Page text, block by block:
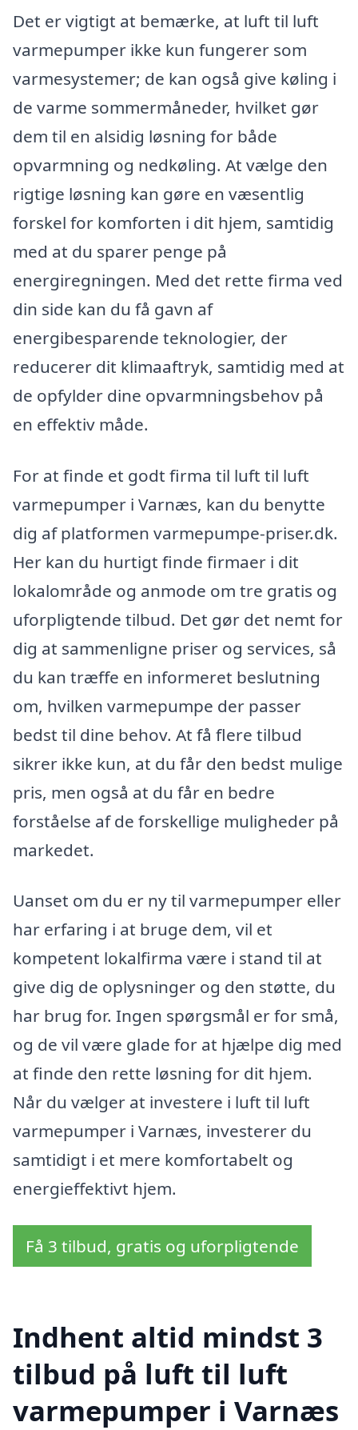
Det er vigtigt at bemærke, at luft til luft
varmepumper ikke kun fungerer som
varmesystemer; de kan også give køling i
de varme sommermåneder, hvilket gør
dem til en alsidig løsning for både
opvarmning og nedkøling. At vælge den
rigtige løsning kan gøre en væsentlig
forskel for komforten i dit hjem, samtidig
med at du sparer penge på
energiregningen. Med det rette firma ved
din side kan du få gavn af
energibesparende teknologier, der
reducerer dit klimaaftryk, samtidig med at
de opfylder dine opvarmningsbehov på
en effektiv måde.
For at finde et godt firma til luft til luft
varmepumper i Varnæs, kan du benytte
dig af platformen varmepumpe-priser.dk.
Her kan du hurtigt finde firmaer i dit
lokalområde og anmode om tre gratis og
uforpligtende tilbud. Det gør det nemt for
dig at sammenligne priser og services, så
du kan træffe en informeret beslutning
om, hvilken varmepumpe der passer
bedst til dine behov. At få flere tilbud
sikrer ikke kun, at du får den bedst mulige
pris, men også at du får en bedre
forståelse af de forskellige muligheder på
markedet.
Uanset om du er ny til varmepumper eller
har erfaring i at bruge dem, vil et
kompetent lokalfirma være i stand til at
give dig de oplysninger og den støtte, du
har brug for. Ingen spørgsmål er for små,
og de vil være glade for at hjælpe dig med
at finde den rette løsning for dit hjem.
Når du vælger at investere i luft til luft
varmepumper i Varnæs, investerer du
samtidigt i et mere komfortabelt og
energieffektivt hjem.
Få 3 tilbud, gratis og uforpligtende
Indhent altid mindst 3
tilbud på luft til luft
varmepumper i Varnæs